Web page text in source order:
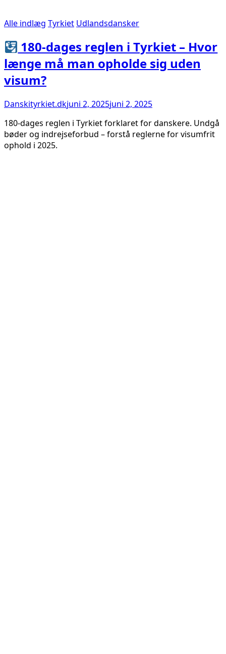
Alle indlæg Tyrkiet Udlandsdansker
180-dages reglen i Tyrkiet – Hvor
længe må man opholde sig uden
visum?
Danskityrkiet.dkjuni 2, 2025juni 2, 2025
180-dages reglen i Tyrkiet forklaret for danskere. Undgå
bøder og indrejseforbud – forstå reglerne for visumfrit
ophold i 2025.